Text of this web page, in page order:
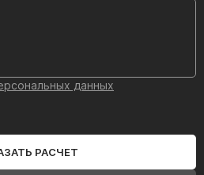
данных
РАСЧЕТ